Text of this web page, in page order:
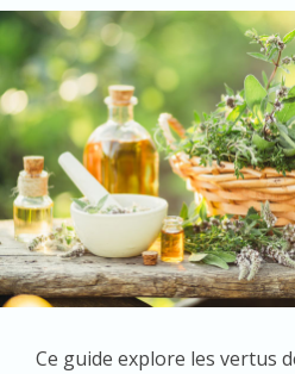
Ce guide explore les vertus